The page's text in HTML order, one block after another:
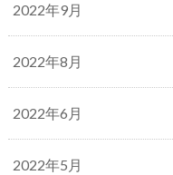
2022年9月
2022年8月
2022年6月
2022年5月